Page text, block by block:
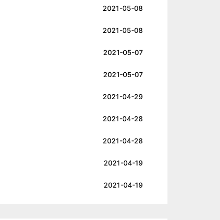
2021-05-08
2021-05-08
2021-05-07
2021-05-07
2021-04-29
2021-04-28
2021-04-28
2021-04-19
2021-04-19